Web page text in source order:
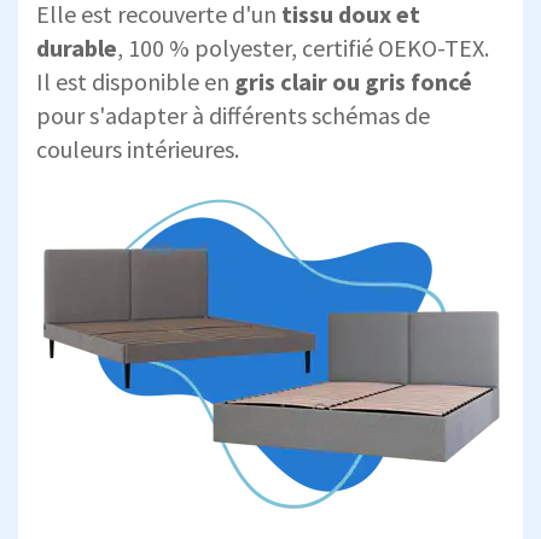
Elle est recouverte d'un tissu doux et
durable, 100 % polyester, certifié OEKO-TEX.
Il est disponible en gris clair ou gris foncé
pour s'adapter à différents schémas de
couleurs intérieures.